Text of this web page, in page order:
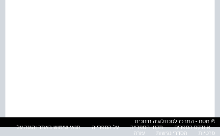
© מטח - המרכז לטכנולוגיה חינוכית
אינדקס הספרים
תקנון הספרייה על הספרייה
תנאי שימוש באתר והגנה על
פרטיות
הסדרי נגישות עזרה